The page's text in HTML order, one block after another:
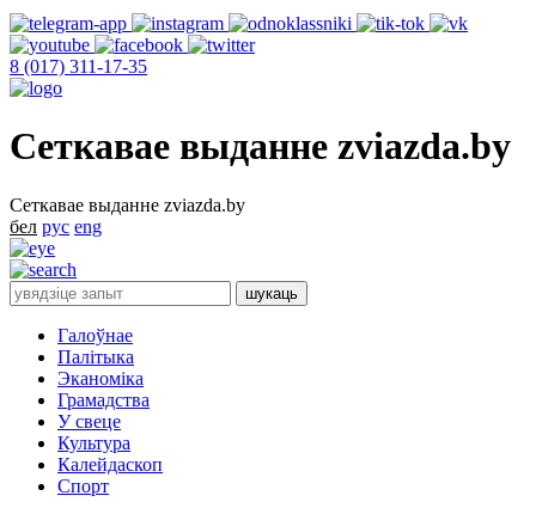
8 (017) 311-17-35
Сеткавае выданне zviazda.by
Сеткавае выданне zviazda.by
бел рус eng
Галоўнае
Палітыка
Эканоміка
Грамадства
У свеце
Культура
Калейдаскоп
Спорт